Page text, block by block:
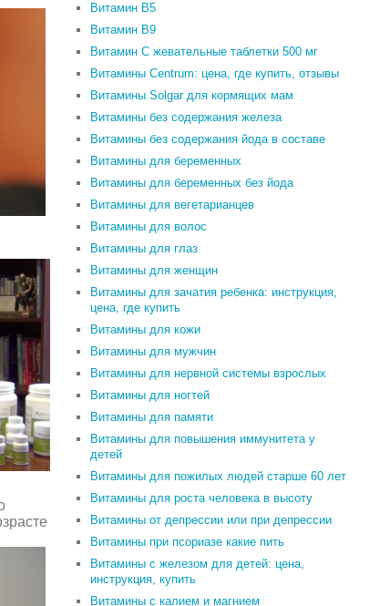
Витамин В5
Витамин В9
Витамин С жевательные таблетки 500 мг
Витамины Centrum: цена, где купить, отзывы
Витамины Solgar для кормящих мам
Витамины без содержания железа
Витамины без содержания йода в составе
Витамины для беременных
Витамины для беременных без йода
Витамины для вегетарианцев
Витамины для волос
Витамины для глаз
Витамины для женщин
Витамины для зачатия ребенка: инструкция,
цена, где купить
Витамины для кожи
Витамины для мужчин
Витамины для нервной системы взрослых
Витамины для ногтей
Витамины для памяти
Витамины для повышения иммунитета у
детей
Витамины для пожилых людей старше 60 лет
Витамины для роста человека в высоту
Витамины от депрессии или при депрессии
Витамины при псориазе какие пить
Витамины с железом для детей: цена,
инструкция, купить
Витамины с калием и магнием